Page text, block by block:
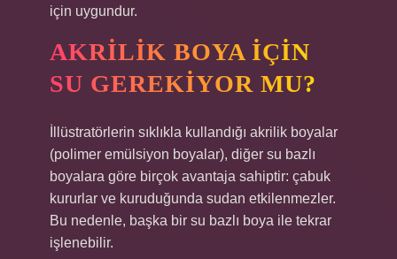
için uygundur.
AKRILIK BOYA IÇIN
SU GEREKIYOR MU?
İllüstratörlerin sıklıkla kullandığı akrilik boyalar
(polimer emülsiyon boyalar), diğer su bazlı
boyalara göre birçok avantaja sahiptir: çabuk
kururlar ve kuruduğunda sudan etkilenmezler.
Bu nedenle, başka bir su bazlı boya ile tekrar
işlenebilir.